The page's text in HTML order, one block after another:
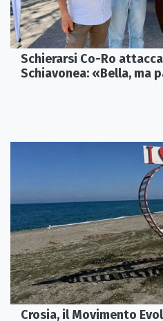
Schierarsi Co-Ro
Schiavonea: «Bella, ma
Crosia, il Movimento